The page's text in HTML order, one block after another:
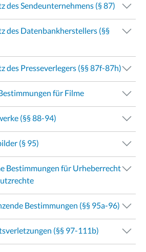
des Sendeunternehmens (§ 87)
des Datenbankherstellers (§§
des Presseverlegers (§§ 87f-87h)
für Filme
(§§ 88-94)
(§ 95)
Bestimmungen für Urheberrecht
Bestimmungen (§§ 95a-96)
(§§ 97-111b)